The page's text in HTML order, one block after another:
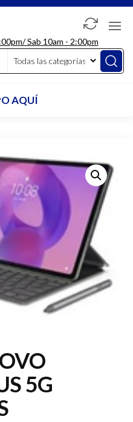
Sab 10am - 2:00pm
AQUÍ
5G